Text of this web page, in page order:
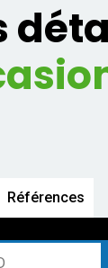
Références